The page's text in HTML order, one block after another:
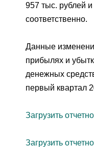
957 тыс. рублей
соответственно.
Данные
прибылях и
денежных
первый квартал
Загрузить
Загрузить